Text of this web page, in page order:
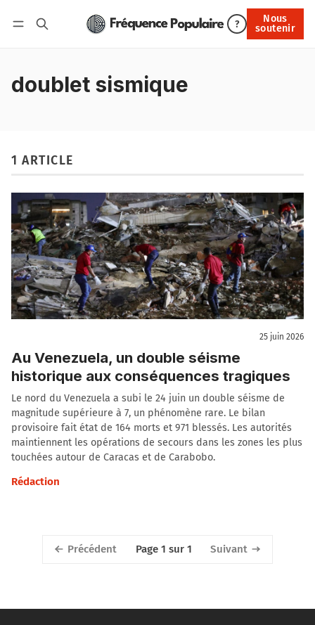
?
Nous
soutenir
Nous soutenir
doublet sismique
1 ARTICLE
25 juin 2026
Au Venezuela, un double séisme
historique aux conséquences tragiques
Le nord du Venezuela a subi le 24 juin un double séisme de
magnitude supérieure à 7, un phénomène rare. Le bilan
provisoire fait état de 164 morts et 971 blessés. Les autorités
maintiennent les opérations de secours dans les zones les plus
touchées autour de Caracas et de Carabobo.
Rédaction
Précédent Page 1 sur 1 Suivant